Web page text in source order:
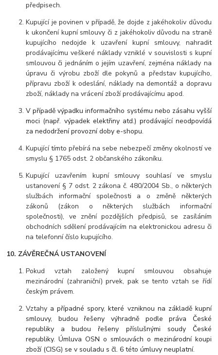
předpisech.
Kupující je povinen v případě, že dojde z jakéhokoliv důvodu
k ukončení kupní smlouvy či z jakéhokoliv důvodu na straně
kupujícího nedojde k uzavření kupní smlouvy, nahradit
prodávajícímu veškeré náklady vzniklé v souvislosti s kupní
smlouvou či jednáním o jejím uzavření, zejména náklady na
úpravu či výrobu zboží dle pokynů a představ kupujícího,
přípravu zboží k odeslání, náklady na demontáž a dopravu
zboží, náklady na vrácení zboží prodávajícímu apod.
V případě výpadku informačního systému nebo zásahu vyšší
moci (např. výpadek elektřiny atd.) prodávající neodpovídá
za nedodržení provozní doby e-shopu.
Kupující tímto přebírá na sebe nebezpečí změny okolností ve
smyslu § 1765 odst. 2 občanského zákoníku.
Kupující uzavřením kupní smlouvy souhlasí ve smyslu
ustanovení § 7 odst. 2 zákona č. 480/2004 Sb., o některých
službách informační společnosti a o změně některých
zákonů (zákon o některých službách informační
společnosti), ve znění pozdějších předpisů, se zasíláním
obchodních sdělení prodávajícím na elektronickou adresu či
na telefonní číslo kupujícího.
10. ZÁVĚREČNÁ USTANOVENÍ
Pokud vztah založený kupní smlouvou obsahuje
mezinárodní (zahraniční) prvek, pak se tento vztah se řídí
českým právem.
Vztahy a případné spory, které vzniknou na základě kupní
smlouvy, budou řešeny výhradně podle práva České
republiky a budou řešeny příslušnými soudy České
republiky. Úmluva OSN o smlouvách o mezinárodní koupi
zboží (CISG) se v souladu s čl. 6 této úmluvy neuplatní.